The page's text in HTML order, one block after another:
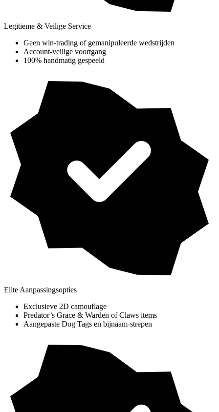
Legitieme & Veilige Service
Geen win-trading of gemanipuleerde wedstrijden
Account-veilige voortgang
100% handmatig gespeeld
Elite Aanpassingsopties
Exclusieve 2D camouflage
Predator’s Grace & Warden of Claws items
Aangepaste Dog Tags en bijnaam-strepen